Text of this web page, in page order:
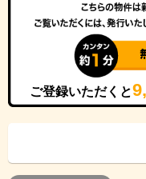
ご登録いただくと